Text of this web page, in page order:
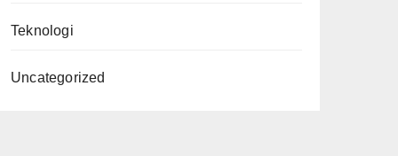
Teknologi
Uncategorized